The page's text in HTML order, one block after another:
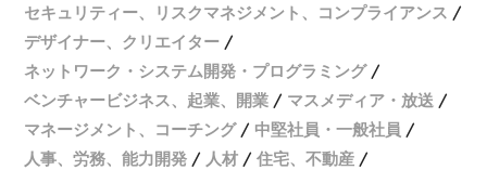
セキュリティー、リスクマネジメント、コンプライアンス
デザイナー、クリエイター
ネットワーク・システム開発・プログラミング
ベンチャービジネス、起業、開業
マスメディア・放送
マネージメント、コーチング
中堅社員・一般社員
人事、労務、能力開発
人材
住宅、不動産